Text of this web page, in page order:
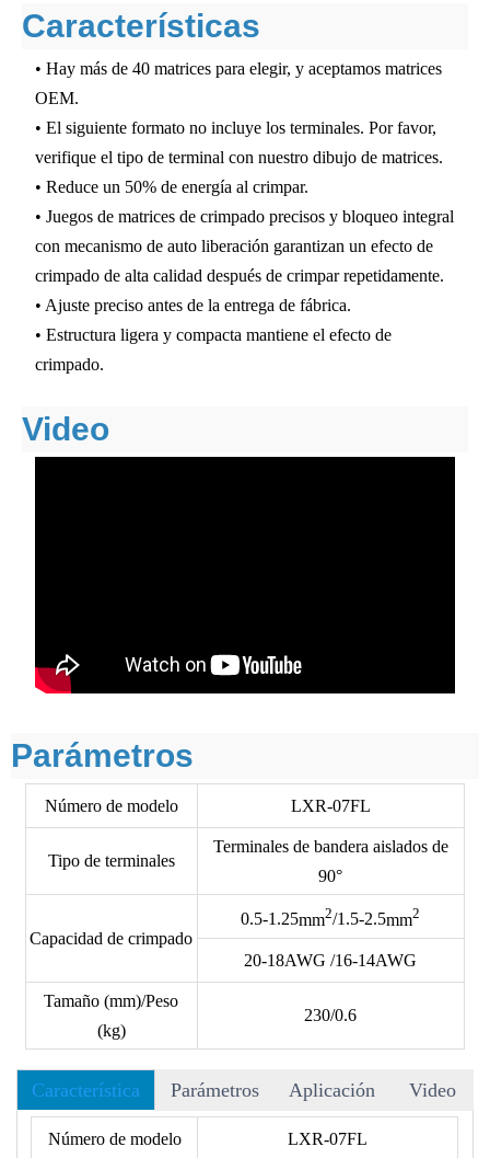
Características
• Hay más de 40 matrices para elegir, y aceptamos matrices
OEM.
• El siguiente formato no incluye los terminales. Por favor,
verifique el tipo de terminal con nuestro dibujo de matrices.
• Reduce un 50% de energía al crimpar.
• Juegos de matrices de crimpado precisos y bloqueo integral
con mecanismo de auto liberación garantizan un efecto de
crimpado de alta calidad después de crimpar repetidamente.
• Ajuste preciso antes de la entrega de fábrica.
• Estructura ligera y compacta mantiene el efecto de
crimpado.
Video
Parámetros
Número de modelo LXR-07FL
Tipo de terminales
Terminales de bandera aislados de
90°
Capacidad de crimpado
0.5-1.25mm2/1.5-2.5mm2
20-18AWG /16-14AWG
Tamaño (mm)/Peso
(kg)
230/0.6
Característica Parámetros Aplicación Video
Número de modelo LXR-07FL
• Hay más de 40 matrices para elegir, y aceptamos matrices